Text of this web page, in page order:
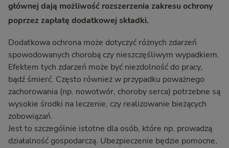
głównej dają możliwość rozszerzenia zakresu ochrony
poprzez zapłatę dodatkowej składki.
Dodatkowa ochrona może dotyczyć różnych zdarzeń
spowodowanych chorobą czy nieszczęśliwym wypadkiem.
Efektem tych zdarzeń może być niezdolność do pracy,
bądź śmierć. Często również w przypadku poważnego
zachorowania (np. nowotwór, choroby serca) potrzebne są
wysokie środki na leczenie, czy realizowanie bieżących
zobowiązań.
Jest to szczególnie istotne dla osób, które np. prowadzą
działalność gospodarczą. Ubezpieczenie będzie pomocne,